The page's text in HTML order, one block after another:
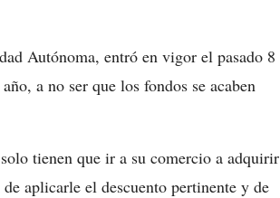
Autónoma, entró en vigor el pasado 8
a no ser que los fondos se acaben
tienen que ir a su comercio a adquirir
aplicarle el descuento pertinente y de